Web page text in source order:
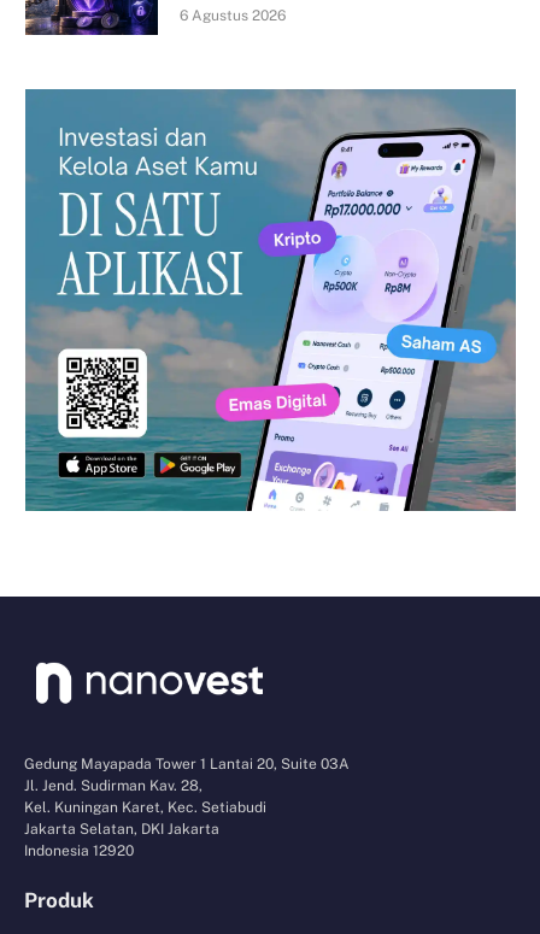
6 Agustus 2026
Gedung Mayapada Tower 1 Lantai 20, Suite 03A
Jl. Jend. Sudirman Kav. 28,
Kel. Kuningan Karet, Kec. Setiabudi
Jakarta Selatan, DKI Jakarta
Indonesia 12920
Produk